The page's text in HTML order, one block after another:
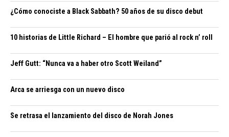
¿Cómo conociste a Black Sabbath? 50 años de su disco debut
10 historias de Little Richard – El hombre que parió al rock n’ roll
Jeff Gutt: “Nunca va a haber otro Scott Weiland”
Arca se arriesga con un nuevo disco
Se retrasa el lanzamiento del disco de Norah Jones